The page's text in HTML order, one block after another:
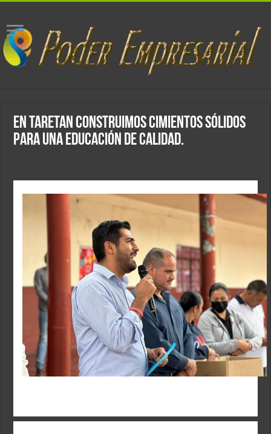
En Taretan construimos cimientos sólidos
para una educación de calidad.